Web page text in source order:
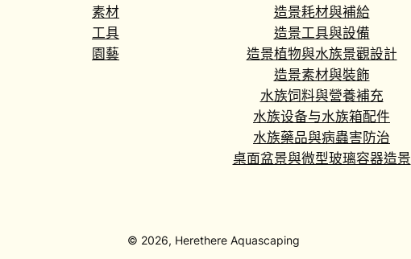
素材
工具
園藝
造景耗材與補給
造景工具與設備
造景植物與水族景觀設計
造景素材與裝飾
水族饲料與營養補充
水族设备与水族箱配件
水族藥品與病蟲害防治
桌面盆景與微型玻璃容器造景
© 2026, Herethere Aquascaping